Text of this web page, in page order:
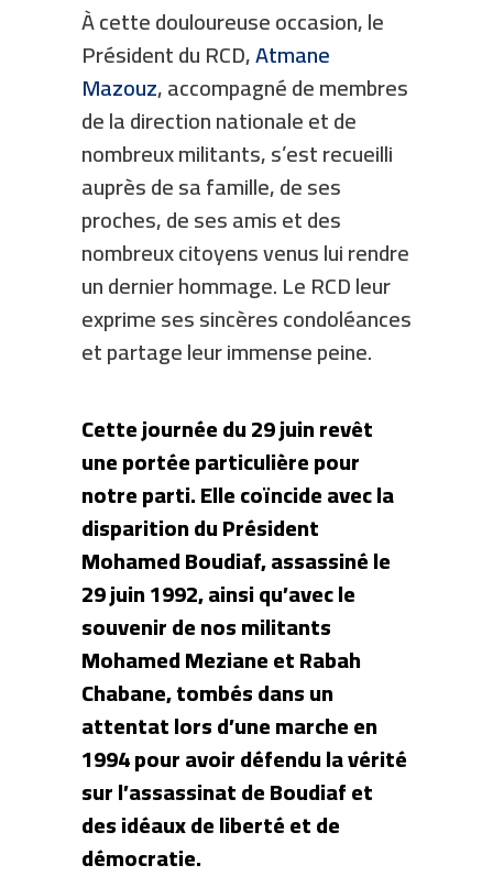
À cette douloureuse occasion, le
Président du RCD,Atmane
Mazouz, accompagné de membres
de la direction nationale et de
nombreux militants, s’est recueilli
auprès de sa famille, de ses
proches, de ses amis et des
nombreux citoyens venus lui rendre
un dernier hommage. Le RCD leur
exprime ses sincères condoléances
et partage leur immense peine.
Cette journée du 29 juin revêt
une portée particulière pour
notre parti. Elle coïncide avec la
disparition du Président
Mohamed Boudiaf, assassiné le
29 juin 1992, ainsi qu’avec le
souvenir de nos militants
Mohamed Meziane et Rabah
Chabane, tombés dans un
attentat lors d’une marche en
1994 pour avoir défendu la vérité
sur l’assassinat de Boudiaf et
des idéaux de liberté et de
démocratie.